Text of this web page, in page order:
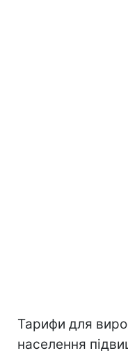
Тарифи для
населення